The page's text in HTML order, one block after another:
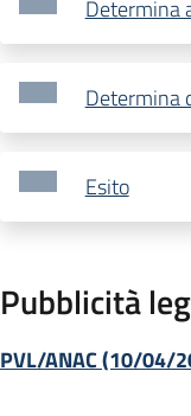
Determina
Determina
Esito
Pubblicità
PVL/ANAC (10/04/